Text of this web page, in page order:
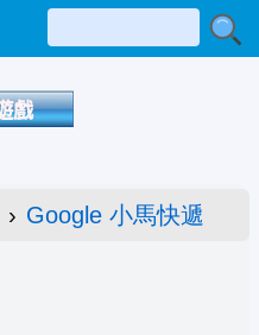
› Google 小馬快遞